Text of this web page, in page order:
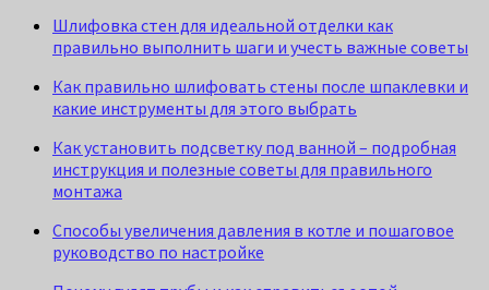
Шлифовка стен для идеальной отделки как
правильно выполнить шаги и учесть важные советы
Как правильно шлифовать стены после шпаклевки и
какие инструменты для этого выбрать
Как установить подсветку под ванной – подробная
инструкция и полезные советы для правильного
монтажа
Способы увеличения давления в котле и пошаговое
руководство по настройке